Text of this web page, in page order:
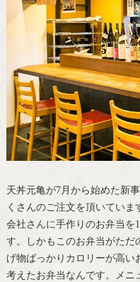
天丼元亀が7月から始めた新
くさんのご注文を頂いてい
会社さんに手作りのお弁当を
す。しかもこのお弁当がただ
げ物ばっかりカロリーが高い
考えたお弁当なんです。メニ